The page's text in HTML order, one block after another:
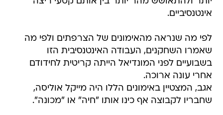
אינטנסיביים.
לפי מה שנראה מהאימונים של הצרפתים ולפי מה
שאמרו השחקנים, העבודה האינטנסיבית הזו
בשבועיים לפני המונדיאל הייתה קריטית לחידודם
אחרי עונה ארוכה.
אגב, המצטיין באימונים הללו היה מייקל אוליסה,
שחבריו לקבוצה אף כינו אותו "חיה" או "מכונה".